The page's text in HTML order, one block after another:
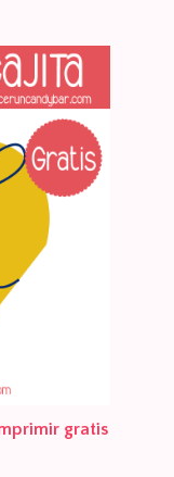
gratis